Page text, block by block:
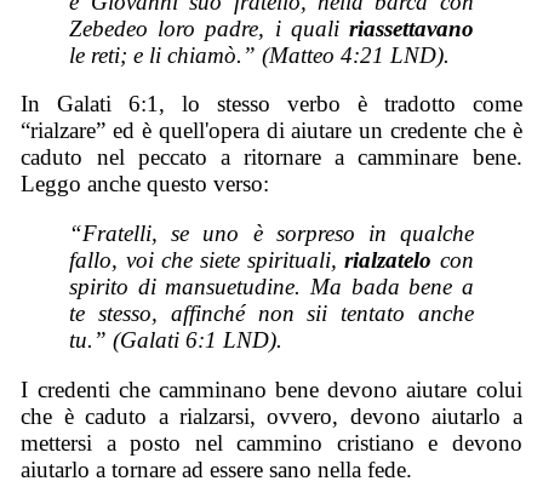
Zebedeo loro padre, i quali riassettavano
le reti; e li chiamò.” (Matteo 4:21 LND).
In Galati 6:1, lo stesso verbo è tradotto come
“rialzare” ed è quell'opera di aiutare un credente che è
caduto nel peccato a ritornare a camminare bene.
Leggo anche questo verso:
“Fratelli, se uno è sorpreso in qualche
fallo, voi che siete spirituali,rialzatelo con
spirito di mansuetudine. Ma bada bene a
te stesso, affinché non sii tentato anche
tu.” (Galati 6:1 LND).
I credenti che camminano bene devono aiutare colui
che è caduto a rialzarsi, ovvero, devono aiutarlo a
mettersi a posto nel cammino cristiano e devono
aiutarlo a tornare ad essere sano nella fede.